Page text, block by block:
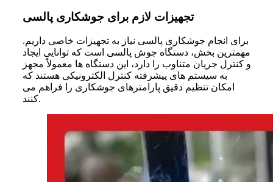
تجهیزات لازم برای جوشکاری پالسی
برای انجام جوشکاری پالسی نیاز به تجهیزات خاصی داریم.
مهمترین بخش، دستگاه جوش پالسی است که توانایی ایجاد
و کنترل جریان متناوب را دارد، این دستگاه ها معمولاً مجهز
به سیستم های پیشرفته کنترل الکترونیکی هستند که
امکان تنظیم دقیق پارامترهای جوشکاری را فراهم می
کنند.